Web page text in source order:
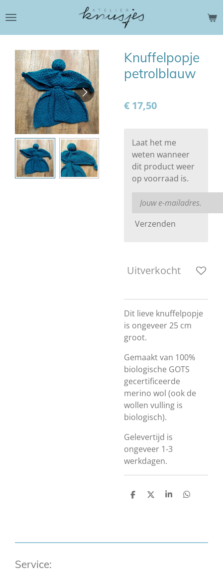
direct
naar
hoofdinhoud
Knuffelpopje
petrolblauw
€ 17,50
Laat het me
weten wanneer
dit product weer
op voorraad is.
Verzenden
Uitverkocht
Dit lieve knuffelpopje
is ongeveer 25 cm
groot.
Gemaakt van 100%
biologische GOTS
gecertificeerde
merino wol (ook de
wollen vulling is
biologisch).
Gelevertijd is
ongeveer 1-3
werkdagen.
D
D
S
D
Service: